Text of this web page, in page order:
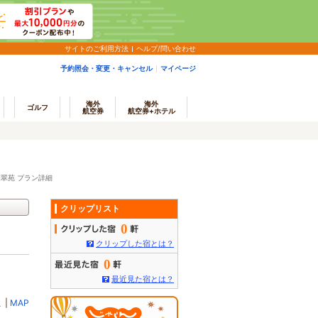
サイトのご利用方法 ヘルプ/問い合わせ
予約照会・変更・キャンセル マイページ
ゴルフ
海外
航空券
海外
航空券+ホテル
苑 プラン詳細
MAP
クリップリスト
0
クリップした宿とは？
0
最近見た宿とは？